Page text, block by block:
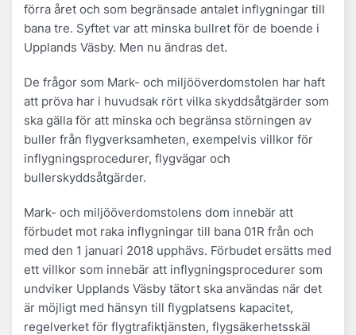
förra året och som begränsade antalet inflygningar till
bana tre. Syftet var att minska bullret för de boende i
Upplands Väsby. Men nu ändras det.
De frågor som Mark- och miljööverdomstolen har haft
att pröva har i huvudsak rört vilka skydds­åtgärder som
ska gälla för att minska och begränsa störningen av
buller från flygverksamheten, exempelvis villkor för
inflygningsprocedurer, flygvägar och
bullerskyddsåtgärder.
Mark- och miljööverdomstolens dom innebär att
förbudet mot raka inflygningar till bana 01R från och
med den 1 januari 2018 upphävs. Förbudet ersätts med
ett villkor som innebär att inflygnings­procedurer som
undviker Upplands Väsby tätort ska användas när det
är möjligt med hänsyn till flygplatsens kapacitet,
regelverket för flygtrafiktjänsten, flygsäkerhetsskäl